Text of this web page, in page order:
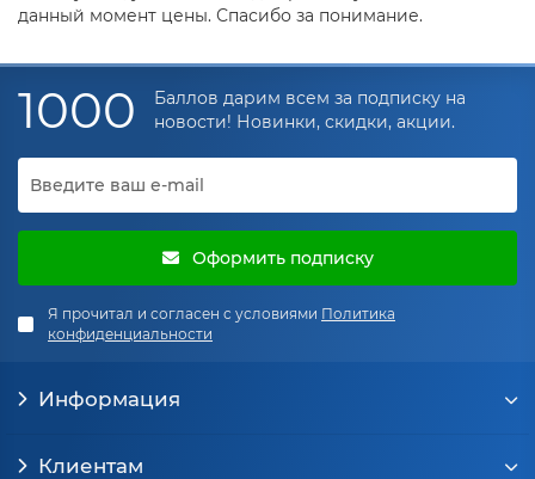
данный момент цены. Спасибо за понимание.
1000
Баллов дарим всем за подписку на
новости! Новинки, скидки, акции.
Оформить подписку
Я прочитал и согласен с условиями Политика
конфиденциальности
Информация
Клиентам